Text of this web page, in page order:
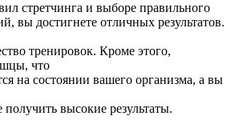
стретчинга и выборе правильного
вы достигнете отличных результатов.
тренировок. Кроме этого,
что
на состоянии вашего организма, а вы
высокие результаты.